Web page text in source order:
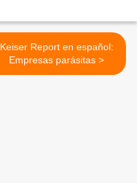
Keiser Report en español:
Empresas parásitas >